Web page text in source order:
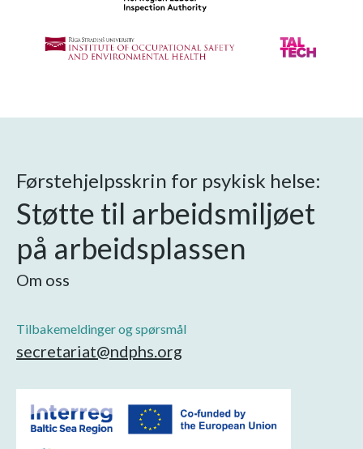
Førstehjelpsskrin for psykisk helse:
Støtte til arbeidsmiljøet
på arbeidsplassen
Om oss
Tilbakemeldinger og spørsmål
secretariat@ndphs.org